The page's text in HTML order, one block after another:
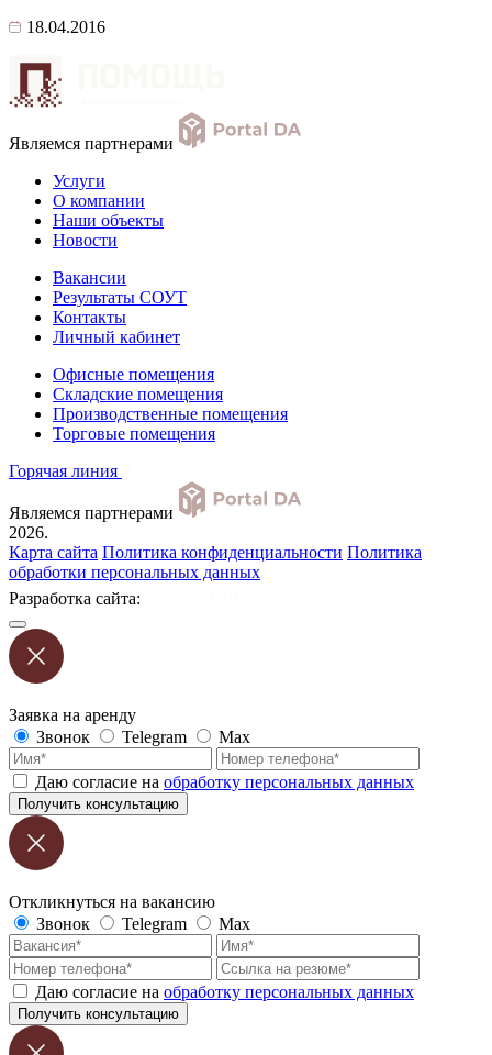
18.04.2016
Являемся партнерами
Услуги
О компании
Наши объекты
Новости
Вакансии
Результаты СОУТ
Контакты
Личный кабинет
Офисные помещения
Складские помещения
Производственные помещения
Торговые помещения
Горячая линия
Являемся партнерами
2026.
Карта сайта Политика конфиденциальности Политика
обработки персональных данных
Разработка сайта:
Заявка на аренду
Звонок
Telegram Max
Даю согласие на обработку персональных данных
Получить консультацию
Откликнуться на вакансию
Звонок
Telegram Max
Даю согласие на обработку персональных данных
Получить консультацию